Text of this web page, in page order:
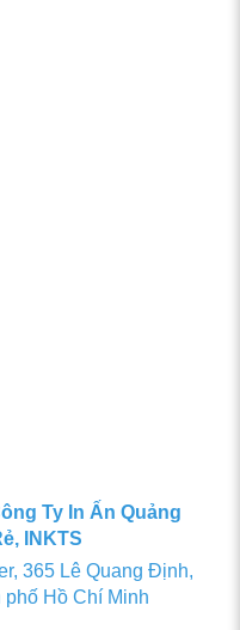
Ty In Ấn Quảng
INKTS
365 Lê Quang Định,
Hồ Chí Minh